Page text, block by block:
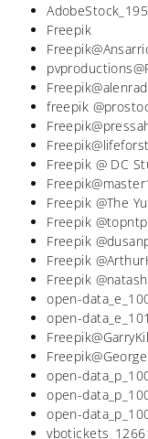
Freepik
freepik
Freepik @ DC
Freepik @The
Freepik
Freepik
Freepik
Freepik
open-
open-
open-
open-
open-